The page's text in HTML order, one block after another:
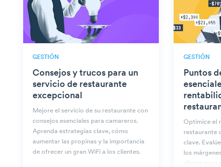
GESTIÓN
Consejos y trucos para un
servicio de restaurante
excepcional
Mejore el servicio de su restaurante con
consejos esenciales para camareros.
Aprenda estrategias clave, cómo
aumentar las propinas y la importancia
de ofrecer un gran WiFi a los clientes.
GESTIÓN
Puntos
Optimice el
restaurante
clave.
los
cliente